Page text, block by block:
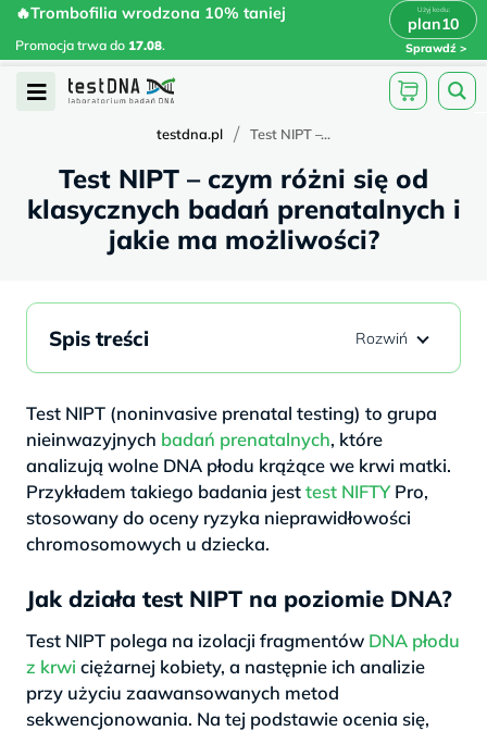
Skip
content
🔥Trombofilia wrodzona 10% taniej
Promocja trwa do 17.08.
plan10
Sprawdź
🔥Trombofilia wrodzona 10% taniej
plan10 x
Open
testdna.pl / Test NIPT –...
Test NIPT – czym różni się od
klasycznych badań prenatalnych i
jakie ma możliwości?
Test NIPT (noninvasive prenatal testing) to grupa
nieinwazyjnych badań prenatalnych, które
analizują wolne DNA płodu krążące we krwi matki.
Przykładem takiego badania jesttest NIFTYPro,
stosowany do oceny ryzyka nieprawidłowości
chromosomowych u dziecka.
Jak działa test NIPT na poziomie DNA?
Test NIPT polega na izolacji fragmentów DNA płodu
z krwi ciężarnej kobiety, a następnie ich analizie
przy użyciu zaawansowanych metod
sekwencjonowania. Na tej podstawie ocenia się,
Spis treści